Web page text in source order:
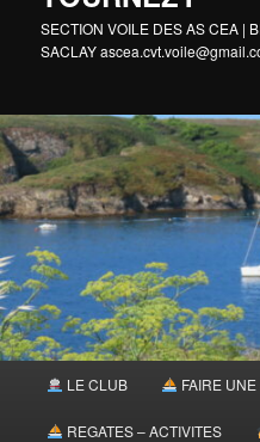
SECTION VOILE DES AS CEA |
SACLAY
principal
LE CLUB FAIRE
REGATES – ACTIVITES